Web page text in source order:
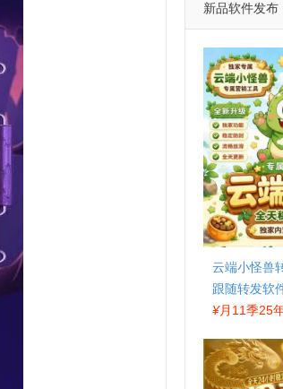
新品软件发布
云端小怪兽
跟随转发软
发
¥月11季25